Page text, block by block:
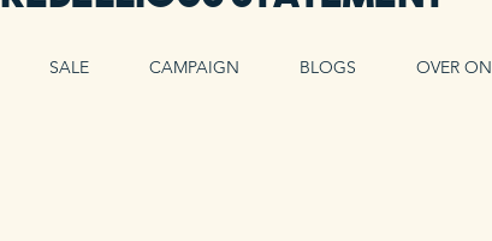
SALE CAMPAIGN BLOGS OVER